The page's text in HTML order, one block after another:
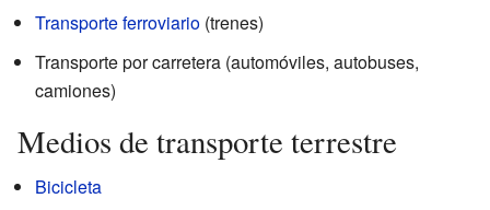
Transporte ferroviario (trenes)
Transporte por carretera (automóviles, autobuses,
camiones)
Medios de transporte terrestre
Bicicleta